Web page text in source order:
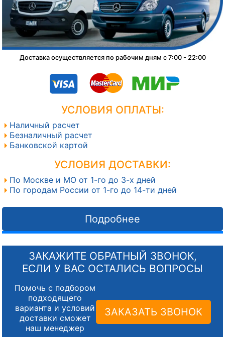
Доставка осуществляется по рабочим дням с 7:00 - 22:00
УСЛОВИЯ ОПЛАТЫ:
Наличный расчет
Безналичный расчет
Банковской картой
УСЛОВИЯ ДОСТАВКИ:
По Москве и МО от 1-го до 3-х дней
По городам России от 1-го до 14-ти дней
Подробнее
ЗАКАЖИТЕ ОБРАТНЫЙ ЗВОНОК,
ЕСЛИ У ВАС ОСТАЛИСЬ ВОПРОСЫ
Помочь с подбором
подходящего
варианта и условий
доставки сможет
наш менеджер
ЗАКАЗАТЬ ЗВОНОК